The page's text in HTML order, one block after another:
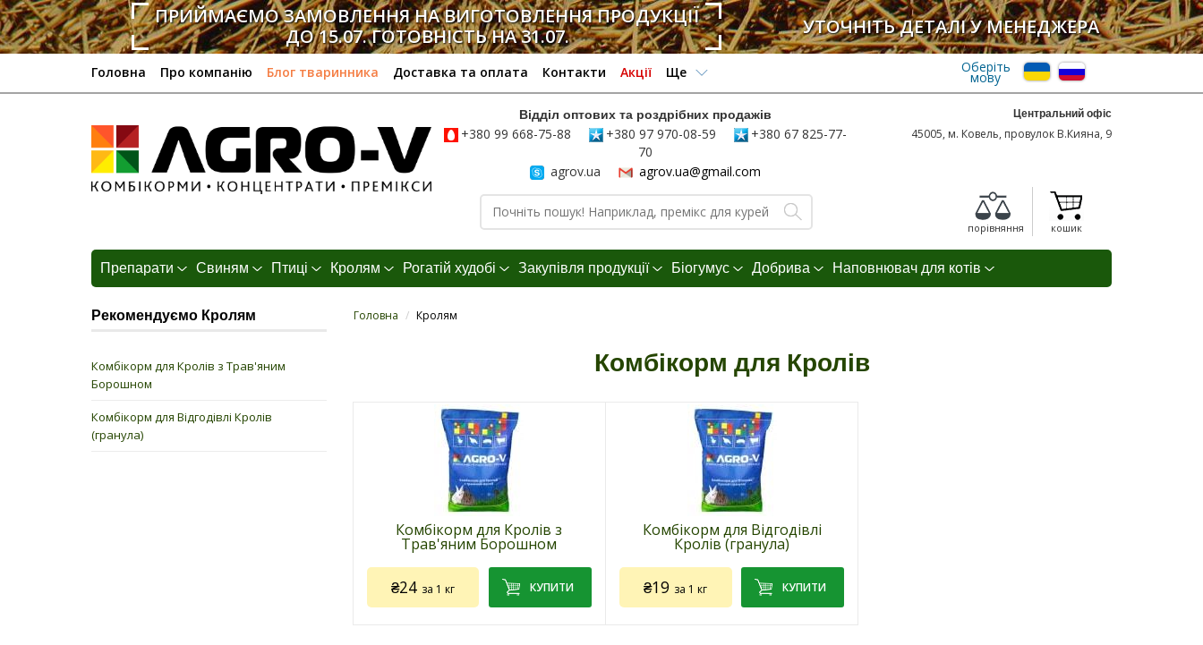
ПРИЙМАЄМО ЗАМОВЛЕННЯ НА ВИГОТОВЛЕННЯ ПРОДУКЦІЇ
ДО 15.07. ГОТОВНІСТЬ НА 31.07.
УТОЧНІТЬ ДЕТАЛІ У МЕНЕДЖЕРА
Головна Про компанію Блог тваринника Доставка та оплата Контакти Акції Ще Оберіть
мову
Відділ оптових та роздрібних продажів
+380 99 668-75-88
+380 97 970-08-59
+380 67 825-77-
70
agrov.ua
agrov.ua@gmail.com
Центральний офіс
45005, м. Ковель, провулок В.Кияна, 9
порівняння кошик
Препарати Свиням Птиці Кролям Рогатій худобі Закупівля продукції Біогумус Добрива Наповнювач для котів
Рекомендуємо Кролям
Комбікорм для Кролів з Трав'яним
Борошном
Комбікорм для Відгодівлі Кролів
(гранула)
Головна / Кролям
Комбікорм для Кролів
Комбікорм для Кролів з
Трав'яним Борошном
₴24 за 1 кг
Комбікорм для Відгодівлі
Кролів (гранула)
₴19 за 1 кг